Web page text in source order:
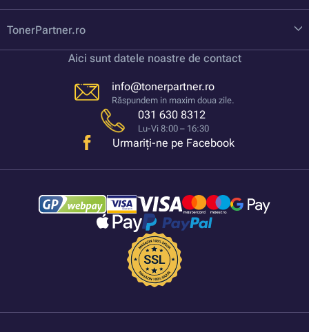
TonerPartner.ro
Aici sunt datele noastre de contact
info@tonerpartner.ro
Răspundem in maxim doua zile.
031 630 8312
Lu-Vi 8:00 – 16:30
Urmariți-ne pe Facebook